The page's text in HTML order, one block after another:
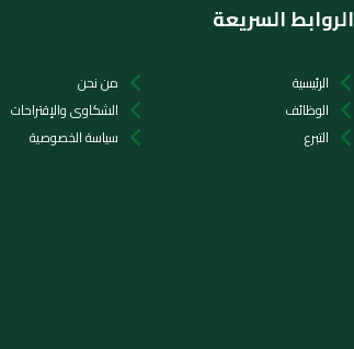
الروابط السريعة
الرئيسية
الوظائف
التبرع
من نحن
الشكاوى والإقتراحات
سياسة الخصوصية